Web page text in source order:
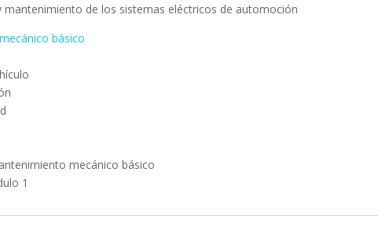
mantenimiento de los sistemas eléctricos de automoción
básico
mecánico básico
1